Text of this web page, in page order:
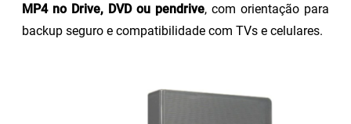
MP4 no Drive, DVD ou pendrive, com orientação para
backup seguro e compatibilidade com TVs e celulares.